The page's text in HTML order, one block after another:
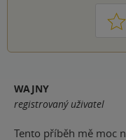
1
WAJNY
registrovaný uživatel
Tento příběh mě moc